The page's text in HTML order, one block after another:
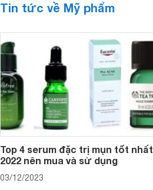
Tin tức về Mỹ phẩm
Top 4 serum đặc trị mụn tốt nhất
2022 nên mua và sử dụng
03/12/2023